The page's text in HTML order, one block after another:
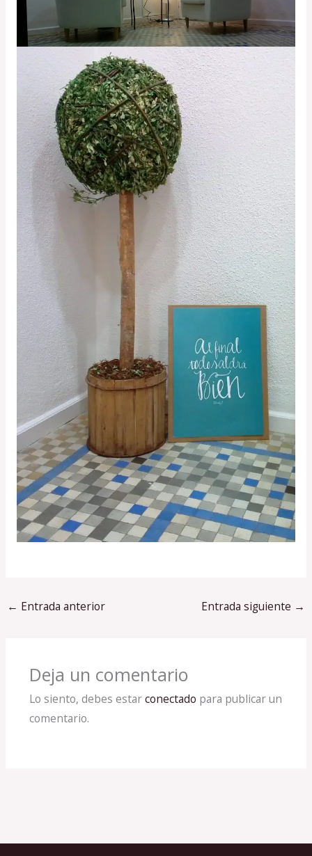
← Entrada anterior Entrada siguiente →
Deja un comentario
Lo siento, debes estarconectado para publicar un
comentario.